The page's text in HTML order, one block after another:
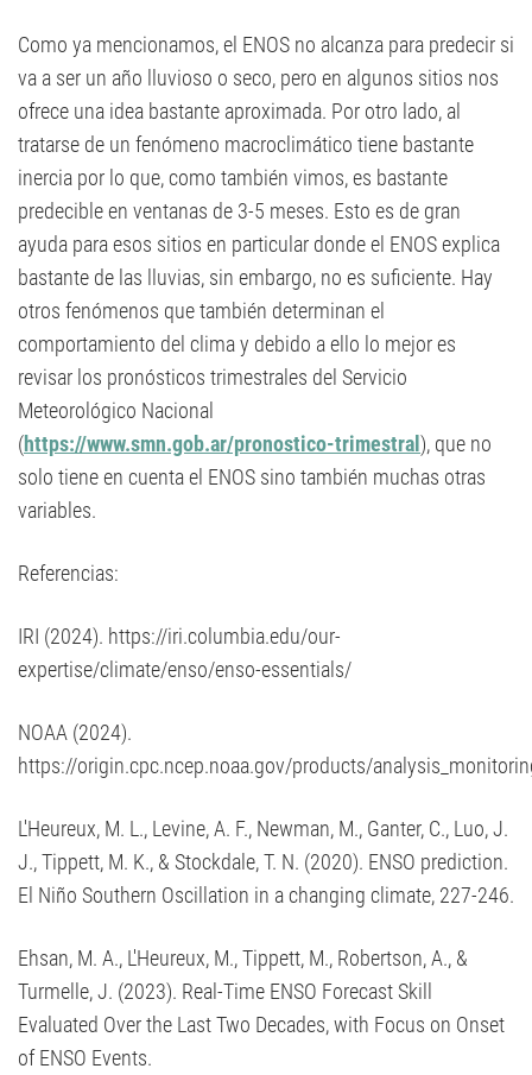
Como ya mencionamos, el ENOS no alcanza para predecir si
va a ser un año lluvioso o seco, pero en algunos sitios nos
ofrece una idea bastante aproximada. Por otro lado, al
tratarse de un fenómeno macroclimático tiene bastante
inercia por lo que, como también vimos, es bastante
predecible en ventanas de 3-5 meses. Esto es de gran
ayuda para esos sitios en particular donde el ENOS explica
bastante de las lluvias, sin embargo, no es suficiente. Hay
otros fenómenos que también determinan el
comportamiento del clima y debido a ello lo mejor es
revisar los pronósticos trimestrales del Servicio
Meteorológico Nacional
(https://www.smn.gob.ar/pronostico-trimestral ), que no
solo tiene en cuenta el ENOS sino también muchas otras
variables.
Referencias:
IRI (2024). https://iri.columbia.edu/our-
expertise/climate/enso/enso-essentials/
NOAA (2024).
https://origin.cpc.ncep.noaa.gov/products/
L'Heureux, M. L., Levine, A. F., Newman, M., Ganter, C., Luo, J.
J., Tippett, M. K., & Stockdale, T. N. (2020). ENSO prediction.
El Niño Southern Oscillation in a changing climate, 227-246.
Ehsan, M. A., L'Heureux, M., Tippett, M., Robertson, A., &
Turmelle, J. (2023). Real-Time ENSO Forecast Skill
Evaluated Over the Last Two Decades, with Focus on Onset
of ENSO Events.